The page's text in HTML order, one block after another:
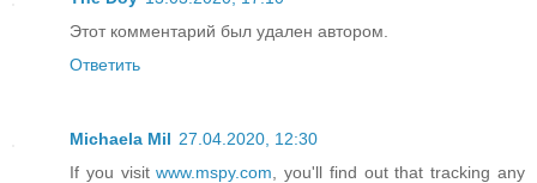
Этот комментарий был удален автором.
Ответить
Michaela Mil 27.04.2020, 12:30
If you visitwww.mspy.com , you'll find out that tracking any